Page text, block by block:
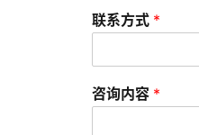
联系方式 *
咨询内容 *